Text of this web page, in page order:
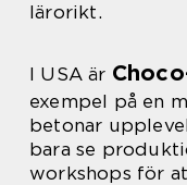
lärorikt.
I USA är
exempel på en
betonar
bara se
workshops för